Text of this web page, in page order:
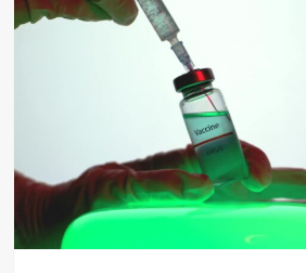
Cele
unguente
pentru
durerea